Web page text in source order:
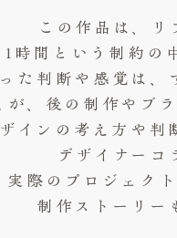
この作品は、リ
時間という制約の
た判断や感覚は
が、後の制作やブ
インの考え方や判
デザイナーコ
実際のプロジェク
制作ストーリー